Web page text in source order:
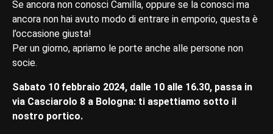
Se ancora non conosci Camilla, oppure se la conosci ma
ancora non hai avuto modo di entrare in emporio, questa è
l’occasione giusta!
Per un giorno, apriamo le porte anche alle persone non
socie.
Sabato 10 febbraio 2024, dalle 10 alle 16.30, passa in
via Casciarolo 8 a Bologna: ti aspettiamo sotto il
nostro portico.